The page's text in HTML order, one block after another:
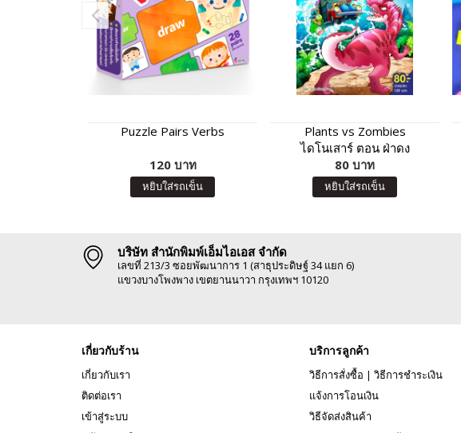
Puzzle Pairs Verbs
120 บาท
หยิบใส่รถเข็น
Plants vs Zombies
ไดโนเสาร์ ตอน ฝ่าดง
ไดโนเสาร์ยุคจูแรสซิก
80 บาท
หยิบใส่รถเข็น
บริษัท สำนักพิมพ์เอ็มไอเอส จำกัด
เลขที่ 213/3 ซอยพัฒนาการ 1 (สาธุประดิษฐ์ 34 แยก 6)
แขวงบางโพงพาง เขตยานนาวา กรุงเทพฯ 10120
เกี่ยวกับร้าน
เกี่ยวกับเรา
ติดต่อเรา
เข้าสู่ระบบ
บริการลูกค้า
วิธีการสั่งซื้อ | วิธีการชำระเงิน
แจ้งการโอนเงิน
วิธีจัดส่งสินค้า